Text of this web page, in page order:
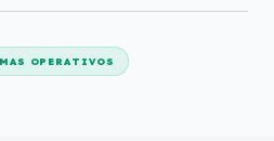
OPERATIVOS